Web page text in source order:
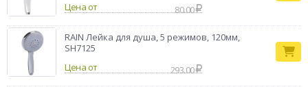
Цена от
80.00
RAIN Лейка для душа, 5 режимов, 120мм,
SH7125
Цена от
293.00